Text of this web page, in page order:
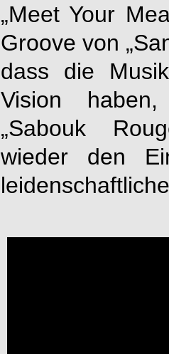
„Meet Your
Groove von
dass die
Vision
„Sabouk
wieder den